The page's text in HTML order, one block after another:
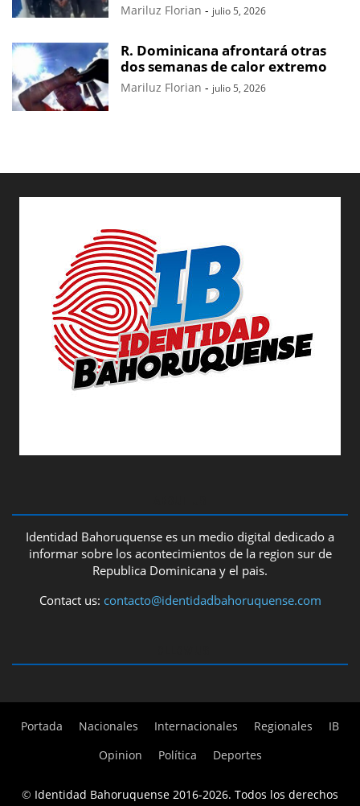
Mariluz Florian - julio 5, 2026
R. Dominicana afrontará otras
dos semanas de calor extremo
Mariluz Florian - julio 5, 2026
Identidad Bahoruquense es un medio digital dedicado a
informar sobre los acontecimientos de la region sur de
Republica Dominicana y el pais.
Contact us: contacto@identidadbahoruquense.com
Portada Nacionales Internacionales Regionales
IB
Opinion
Política Deportes
© Identidad Bahoruquense 2016-2026. Todos los derechos